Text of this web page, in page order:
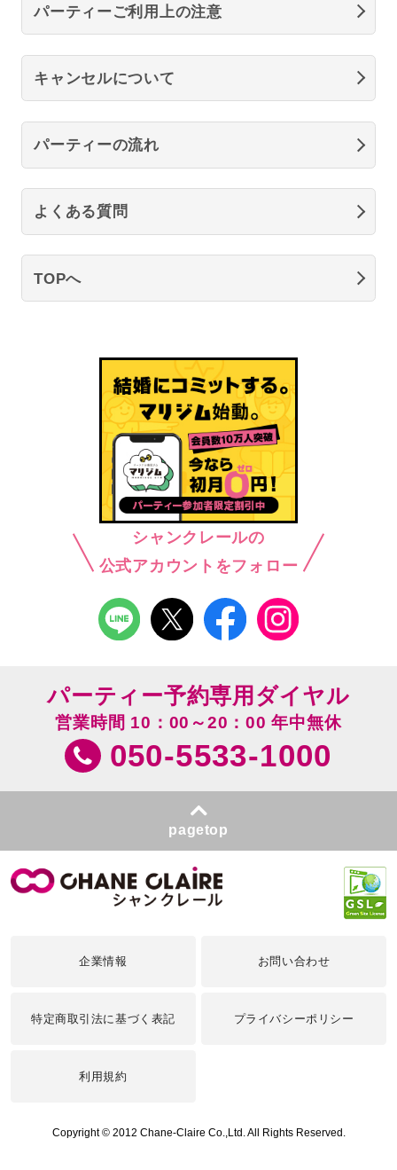
パーティーご利用上の注意
キャンセルについて
パーティーの流れ
よくある質問
TOPへ
シャンクレールの
公式アカウントをフォロー
パーティー予約専用ダイヤル
営業時間 10：00～20：00 年中無休
050-5533-1000
pagetop
企業情報 お問い合わせ
特定商取引法に基づく表記 プライバシーポリシー
利用規約
Copyright © 2012 Chane-Claire Co.,Ltd. All Rights Reserved.